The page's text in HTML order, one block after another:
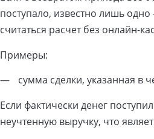
поступало, известно лишь
считаться расчет без онлайн-
Примеры:
сумма сделки, указанная в
Если фактически денег
неучтенную выручку, что